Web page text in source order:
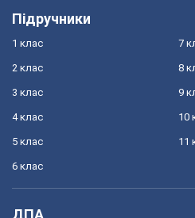
Підручники
1 клас
2 клас
3 клас
4 клас
5 клас
6 клас
7
8
9
10
11
ДПА